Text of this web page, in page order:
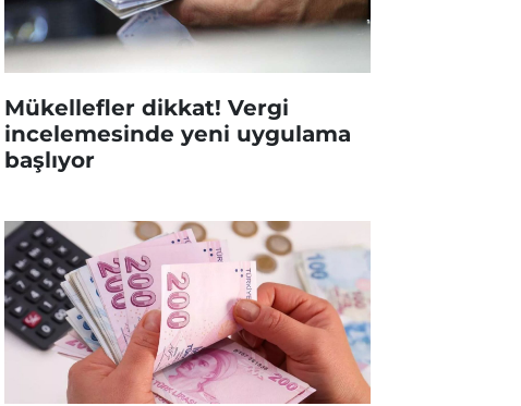
Mükellefler dikkat! Vergi
incelemesinde yeni uygulama
başlıyor